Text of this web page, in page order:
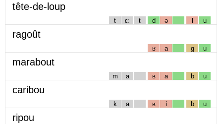
tête-de-loup
t ɛː t d ə l u
ragoût
ʁ a g u
marabout
m a ʁ a b u
caribou
k a ʁ i b u
ripou